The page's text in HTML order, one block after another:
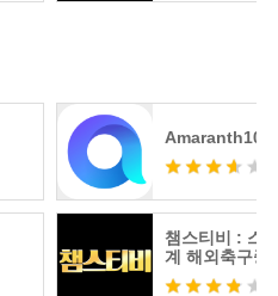
Amaranth10
챔스티비 : 스
계 해외축구중
츠분석